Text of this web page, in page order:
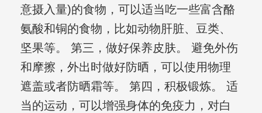
意摄入量)的食物，可以适当吃一些富含酪
氨酸和铜的食物，比如动物肝脏、豆类、
坚果等。 第三，做好保养皮肤。 避免外伤
和摩擦，外出时做好防晒，可以使用物理
遮盖或者防晒霜等。 第四，积极锻炼。 适
当的运动，可以增强身体的免疫力，对白